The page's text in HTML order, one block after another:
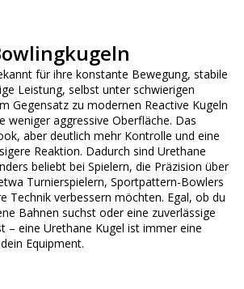
für ihre konstante Bewegung, stabile
Leistung, selbst unter schwierigen
Gegensatz zu modernen Reactive Kugeln
weniger aggressive Oberfläche. Das
aber deutlich mehr Kontrolle und eine
Reaktion. Dadurch sind Urethane
beliebt bei Spielern, die Präzision über
Turnierspielern, Sportpattern-Bowlers
Technik verbessern möchten. Egal, ob du
Bahnen suchst oder eine zuverlässige
– eine Urethane Kugel ist immer eine
Equipment.